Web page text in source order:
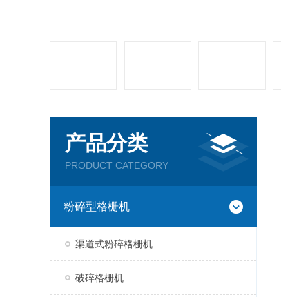
产品分类
PRODUCT CATEGORY
粉碎型格栅机
渠道式粉碎格栅机
破碎格栅机